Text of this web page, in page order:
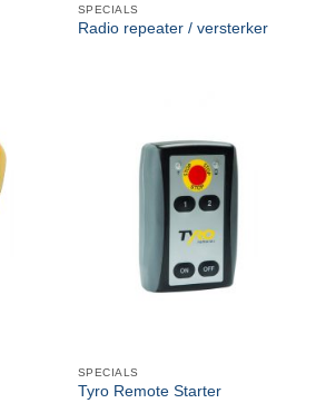
SPECIALS
Radio repeater / versterker
SPECIALS
Tyro Remote Starter